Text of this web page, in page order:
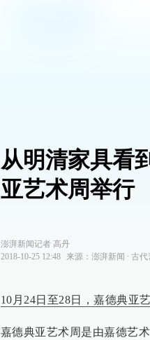
从明清家具看
亚艺术周举行
澎湃新闻记者 高丹
2018-10-25 12:48
来源： 澎湃新闻 ∙ 古代
10月24日至28日，嘉德典亚
嘉德典亚艺术周是由嘉德艺